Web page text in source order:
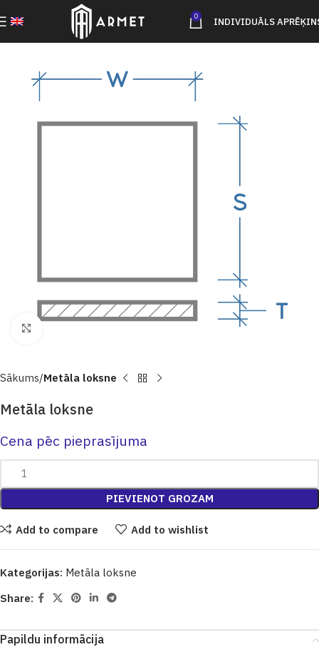
0 INDIVIDUĀLS
Sākums Metāla loksne
Metāla loksne
Cena pēc pieprasījuma
PIEVIENOT GROZAM
Add to compare Add to wishlist
Kategorijas: Metāla loksne
Share:
Papildu informācija